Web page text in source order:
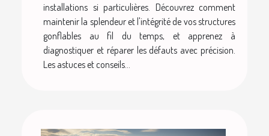
installations si particulières. Découvrez comment
maintenir la splendeur et l'intégrité de vos structures
gonflables au fil du temps, et apprenez à
diagnostiquer et réparer les défauts avec précision.
Les astuces et conseils...